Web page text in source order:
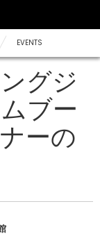
EVENTS
グジ
ブー
ーの